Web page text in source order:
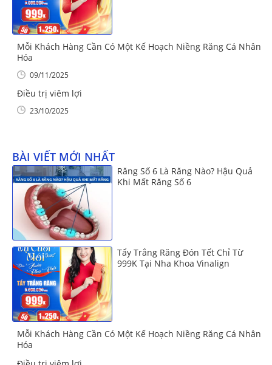
Mỗi Khách Hàng Cần Có Một Kế Hoạch Niềng Răng Cá Nhân
Hóa
09/11/2025
Điều trị viêm lợi
23/10/2025
BÀI VIẾT MỚI NHẤT
Răng Số 6 Là Răng Nào? Hậu Quả
Khi Mất Răng Số 6
Tẩy Trắng Răng Đón Tết Chỉ Từ
999K Tại Nha Khoa Vinalign
Mỗi Khách Hàng Cần Có Một Kế Hoạch Niềng Răng Cá Nhân
Hóa